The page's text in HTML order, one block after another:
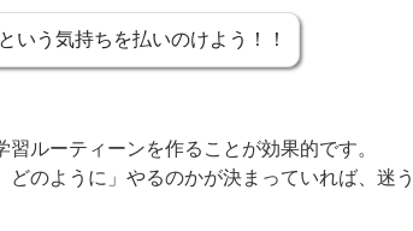
いう気持ちを払いのけよう！！
ルーティーンを作ることが効果的です。
どのように」やるのかが決まっていれば、迷